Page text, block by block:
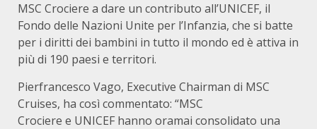
MSC Crociere a dare un contributo all’UNICEF, il
Fondo delle Nazioni Unite per l’Infanzia, che si batte
per i diritti dei bambini in tutto il mondo ed è attiva in
più di 190 paesi e territori.
Pierfrancesco Vago, Executive Chairman di MSC
Cruises, ha così commentato: “MSC
Crociere e UNICEF hanno oramai consolidato una